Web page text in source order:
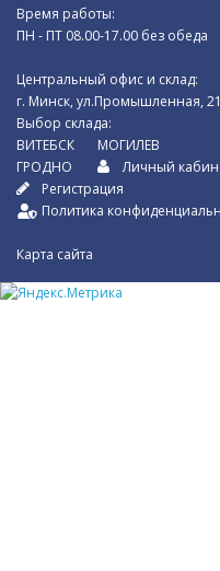
Время работы:
ПН - ПТ 08.00-17.00 без обеда
Центральный офис и склад:
г. Минск, ул.Промышленная, 21
Выбор склада:
ВИТЕБСК
ГРОДНО
МОГИЛЕВ
Личный
Регистрация
Политика
Карта сайта